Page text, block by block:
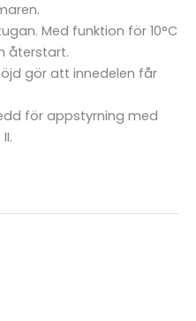
Med funktion för 10°C
återstart.
gör att innedelen får
för appstyrning med